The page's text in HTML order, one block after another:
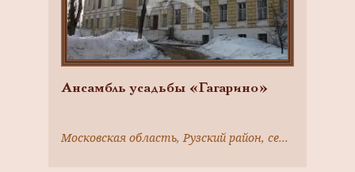
Ансамбль усадьбы «Гагарино»
Московская область, Рузский район, село Никольское